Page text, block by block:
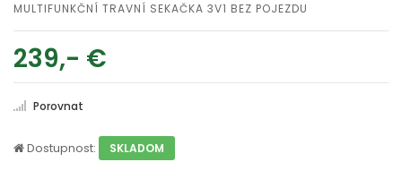
MULTIFUNKČNÍ TRAVNÍ SEKAČKA 3V1 BEZ POJEZDU
239,- €
Porovnat
Dostupnost: SKLADOM